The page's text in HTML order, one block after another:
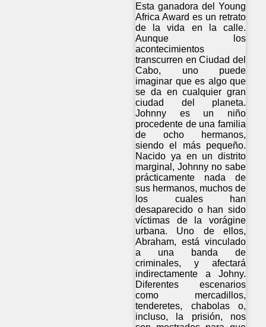
Esta ganadora del Young
Africa Award es un retrato
de la vida en la calle.
Aunque los
acontecimientos
transcurren en Ciudad del
Cabo, uno puede
imaginar que es algo que
se da en cualquier gran
ciudad del planeta.
Johnny es un niño
procedente de una familia
de ocho hermanos,
siendo el más pequeño.
Nacido ya en un distrito
marginal, Johnny no sabe
prácticamente nada de
sus hermanos, muchos de
los cuales han
desaparecido o han sido
víctimas de la vorágine
urbana. Uno de ellos,
Abraham, está vinculado
a una banda de
criminales, y afectará
indirectamente a Johny.
Diferentes escenarios
como mercadillos,
tenderetes, chabolas o,
incluso, la prisión, nos